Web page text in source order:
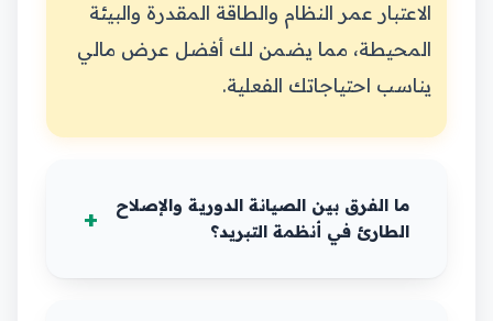
الاعتبار عمر النظام والطاقة المقدرة والبيئة
المحيطة، مما يضمن لك أفضل عرض مالي
يناسب احتياجاتك الفعلية.
ما الفرق بين الصيانة الدورية والإصلاح
الطارئ في أنظمة التبريد؟